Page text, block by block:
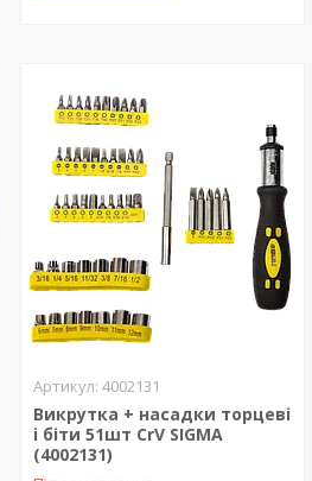
4002131
Викрутка + насадки торцеві
і біти 51шт CrV SIGMA
(4002131)